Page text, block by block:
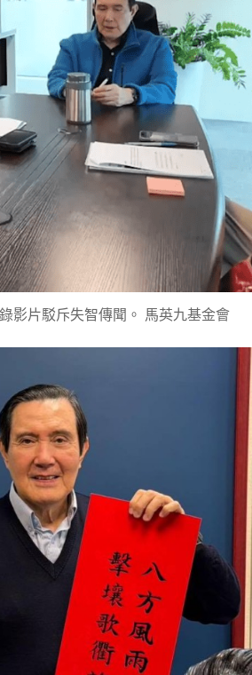
影片駁斥失智傳聞。 馬英九基金會